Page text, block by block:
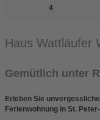
4
Haus Wattläufer
Gemütlich unter
Erleben Sie
Ferienwohnung in St.